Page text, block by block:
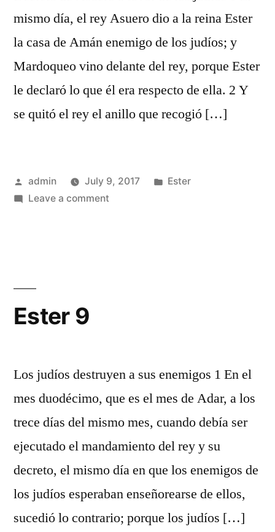
mismo día, el rey Asuero dio a la reina Ester
la casa de Amán enemigo de los judíos; y
Mardoqueo vino delante del rey, porque Ester
le declaró lo que él era respecto de ella. 2 Y
se quitó el rey el anillo que recogió […]
Posted
by
admin July 9, 2017
Posted
Ester
Leave a commenton
Ester 9
Los judíos destruyen a sus enemigos 1 En el
mes duodécimo, que es el mes de Adar, a los
trece días del mismo mes, cuando debía ser
ejecutado el mandamiento del rey y su
decreto, el mismo día en que los enemigos de
los judíos esperaban enseñorearse de ellos,
sucedió lo contrario; porque los judíos […]